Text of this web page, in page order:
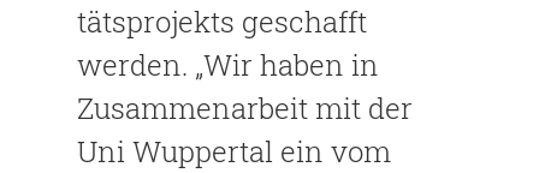
tätsprojekts geschafft
werden. „Wir haben in
Zusammenarbeit mit der
Uni Wuppertal ein vom